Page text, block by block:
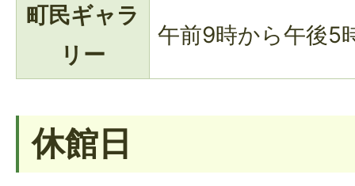
町民ギャラ
リー
午前9時から午後5
休館日